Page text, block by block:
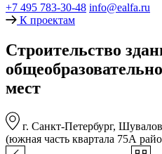
+7 495 783-30-48 info@ealfa.ru
К проектам
Строительство
мест
г. Санкт-Петербург,
(южная часть квартала 75А